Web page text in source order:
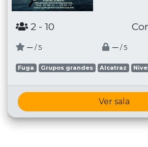
2 - 10
─ / 5 ─ / 5
Fuga Grupos grandes Alcatraz
Ver sala